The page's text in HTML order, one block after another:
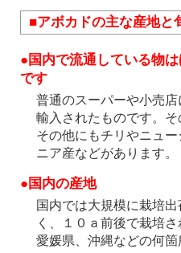
■アボカドの主な産地と
●国内で流通している物
です
普通のスーパーや小売
輸入されたものです。そ
その他にもチリやニュ
ニア産などがあります。
●国内の産地
国内では大規模に栽培
く、１０ａ前後で栽培
愛媛県、沖縄などの何箇